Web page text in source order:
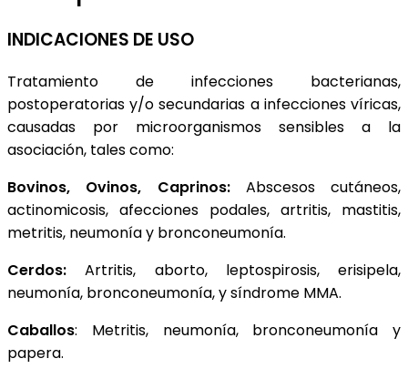
INDICACIONES DE USO
Tratamiento de infecciones bacterianas,
postoperatorias y/o secundarias a infecciones víricas,
causadas por microorganismos sensibles a la
asociación, tales como:
Bovinos, Ovinos, Caprinos:Abscesos cutáneos,
actinomicosis, afecciones podales, artritis, mastitis,
metritis, neumonía y bronconeumonía.
Cerdos: Artritis, aborto, leptospirosis, erisipela,
neumonía, bronconeumonía, y síndrome MMA.
Caballos: Metritis, neumonía, bronconeumonía y
papera.